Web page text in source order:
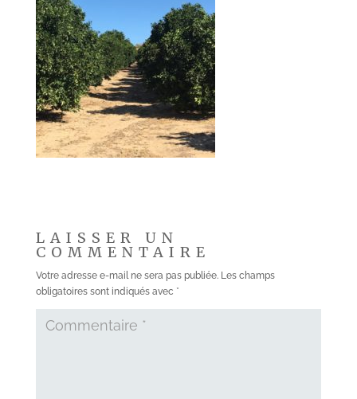
LAISSER UN
COMMENTAIRE
Votre adresse e-mail ne sera pas publiée. Les champs
obligatoires sont indiqués avec *